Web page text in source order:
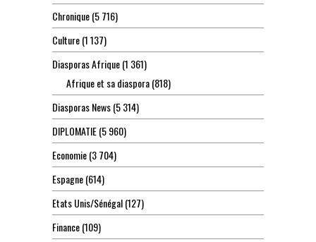
Chronique(5 716)
Culture(1 137)
Diasporas Afrique(1 361)
Afrique et sa diaspora(818)
Diasporas News(5 314)
DIPLOMATIE(5 960)
Economie(3 704)
Espagne(614)
Etats Unis/Sénégal(127)
Finance(109)